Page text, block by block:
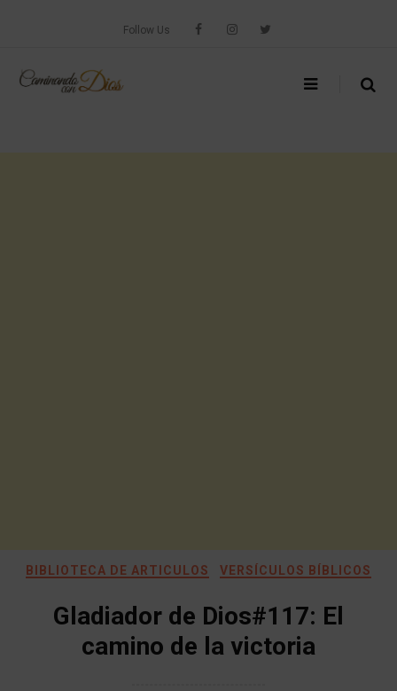
Follow Us
BIBLIOTECA DE ARTICULOS VERSÍCULOS BÍBLICOS
Gladiador de Dios#117: El
camino de la victoria